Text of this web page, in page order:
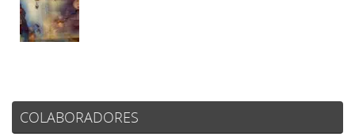
COLABORADORES